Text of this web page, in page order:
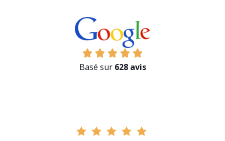
Basé sur 628 avis